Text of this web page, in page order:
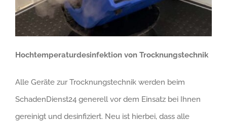
Hochtemperaturdesinfektion von Trocknungstechnik
Alle Geräte zur Trocknungstechnik werden beim
SchadenDienst24 generell vor dem Einsatz bei Ihnen
gereinigt und desinfiziert. Neu ist hierbei, dass alle